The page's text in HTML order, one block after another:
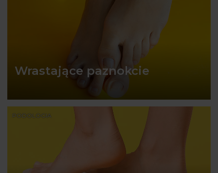
Wrastające paznokcie
PODOLOGIA